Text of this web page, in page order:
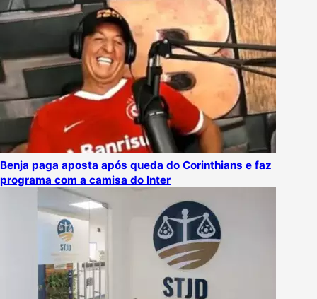
Benja paga aposta após queda do Corinthians e faz
programa com a camisa do Inter